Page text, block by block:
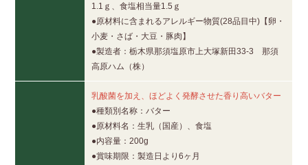
1.1ｇ、食塩相当量1.5ｇ
●原材料に含まれるアレルギー物質(28品目中)【卵・
小麦・さば・大豆・豚肉】
●製造者：栃木県那須塩原市上大塚新田33-3 那須
高原ハム（株）
乳酸菌を加え、ほどよく発酵させた香り高いバター
●種類別名称：バター
●原材料名：生乳（国産）、食塩
●内容量：200g
●賞味期限：製造日より6ヶ月